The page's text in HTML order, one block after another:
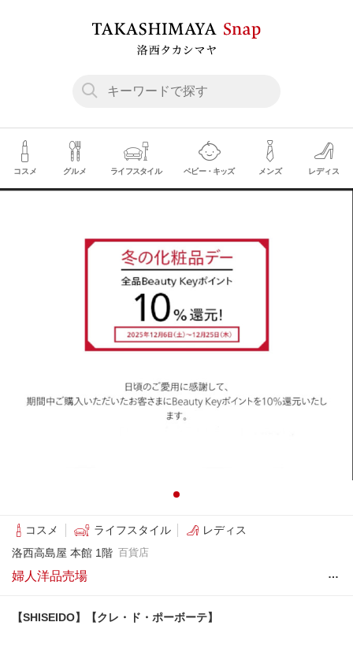
コスメ グルメ ライフスタイル ベビー・キッズ メンズ レディス
コスメ ライフスタイル
レディス
洛西高島屋 本館 1階 百貨店
婦人洋品売場 …
【SHISEIDO】【クレ・ド・ポーボーテ】